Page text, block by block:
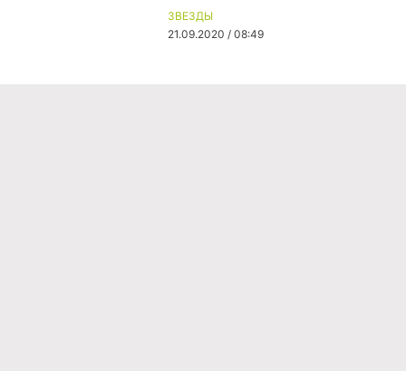
ЗВЕЗДЫ
21.09.2020 / 08:49